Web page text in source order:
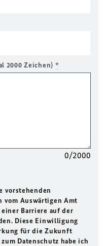
2000 Zeichen) *
0/2000
vorstehenden
vom Auswärtigen Amt
Barriere auf der
Diese Einwilligung
für die Zukunft
Datenschutz habe ich